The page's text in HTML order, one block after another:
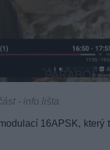
- info lišta
16APSK, který